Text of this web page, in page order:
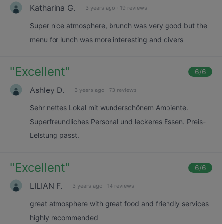
Katharina G. 3 years ago · 19 reviews
Super nice atmosphere, brunch was very good but the
menu for lunch was more interesting and divers
"Excellent" 6/6
Ashley D. 3 years ago · 73 reviews
Sehr nettes Lokal mit wunderschönem Ambiente.
Superfreundliches Personal und leckeres Essen. Preis-
Leistung passt.
"Excellent" 6/6
LILIAN F. 3 years ago · 14 reviews
great atmosphere with great food and friendly services
highly recommended